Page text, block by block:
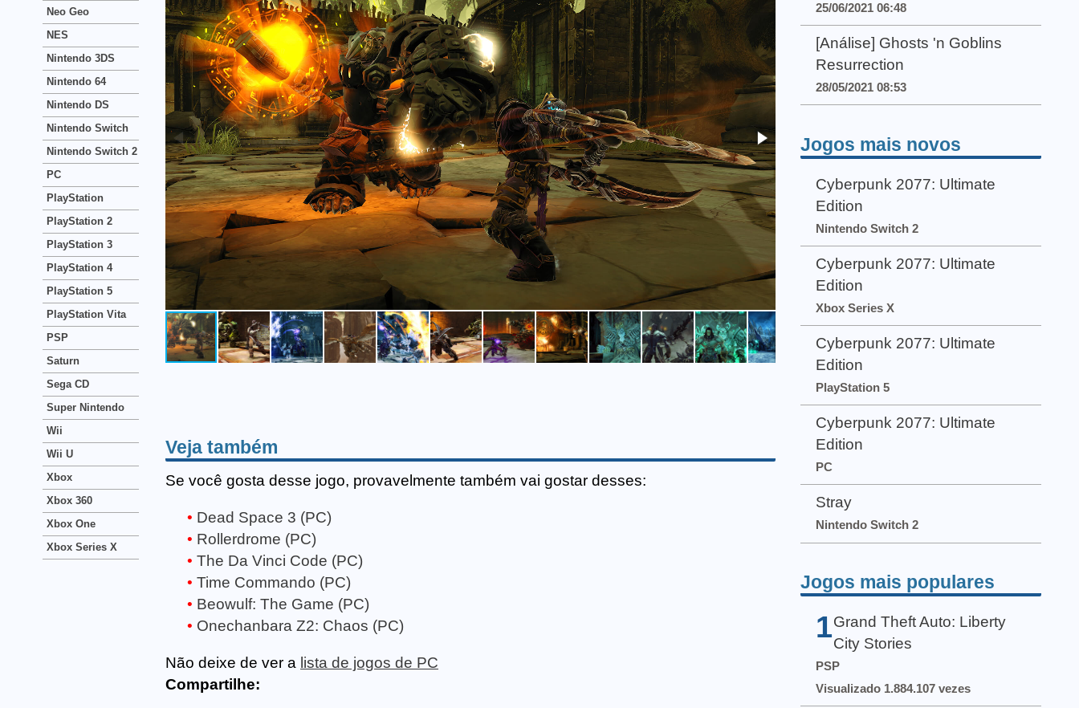
Veja também
Se você gosta desse jogo, provavelmente também vai gostar desses:
Dead Space 3 (PC)
Rollerdrome (PC)
The Da Vinci Code (PC)
Time Commando (PC)
Beowulf: The Game (PC)
Onechanbara Z2: Chaos (PC)
Não deixe de ver a lista de jogos de PC
Compartilhe:
Neo Geo
NES
Nintendo 3DS
Nintendo 64
Nintendo DS
Nintendo Switch
Nintendo Switch 2
PC
PlayStation
PlayStation 2
PlayStation 3
PlayStation 4
PlayStation 5
PlayStation Vita
PSP
Saturn
Sega CD
Super Nintendo
Wii
Wii U
Xbox
Xbox 360
Xbox One
Xbox Series X
25/06/2021 06:48
[Análise] Ghosts 'n Goblins
Resurrection
28/05/2021 08:53
Jogos mais novos
Cyberpunk 2077: Ultimate
Edition
Nintendo Switch 2
Cyberpunk 2077: Ultimate
Edition
Xbox Series X
Cyberpunk 2077: Ultimate
Edition
PlayStation 5
Cyberpunk 2077: Ultimate
Edition
PC
Stray
Nintendo Switch 2
Jogos mais populares
1 Grand Theft Auto: Liberty
City Stories
PSP
Visualizado 1.884.107 vezes